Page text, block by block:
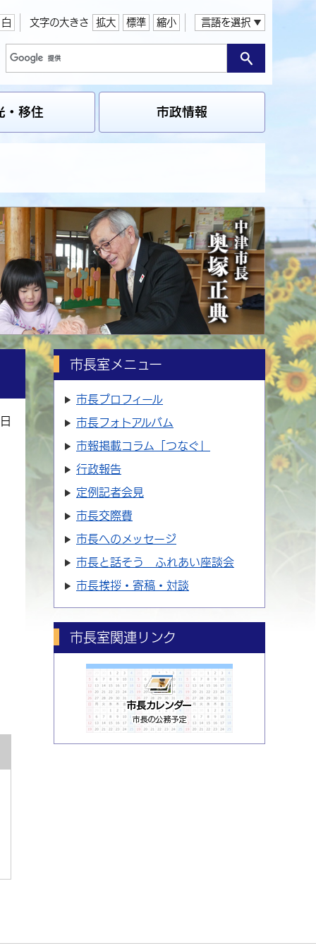
白 文字の大きさ 拡大 標準 縮小 言語を選択
・移住 市政情報
市長室メニュー
市長プロフィール
市長フォトアルバム
市報掲載コラム「つなぐ」
行政報告
定例記者会見
市長交際費
市長へのメッセージ
市長と話そう ふれあい座談会
市長挨拶・寄稿・対談
市長室関連リンク